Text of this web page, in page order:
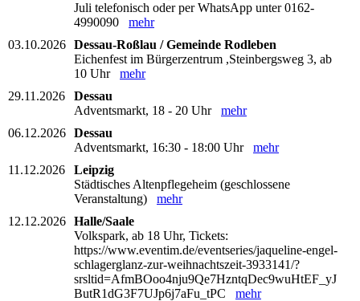
Juli telefonisch oder per WhatsApp unter 0162-
4990090 mehr
03.10.2026 Dessau-Roßlau / Gemeinde Rodleben
Eichenfest im Bürgerzentrum ,Steinbergsweg 3, ab
10 Uhr mehr
29.11.2026
Dessau
Adventsmarkt, 18 - 20 Uhr mehr
06.12.2026 Dessau
Adventsmarkt, 16:30 - 18:00 Uhr mehr
11.12.2026
Leipzig
Städtisches Altenpflegeheim (geschlossene
Veranstaltung) mehr
12.12.2026 Halle/Saale
Volkspark, ab 18 Uhr, Tickets:
https://www.eventim.de/eventseries/jaqueline-engel-
schlagerglanz-zur-weihnachtszeit-3933141/?
srsltid=AfmBOoo4nju9Qe7HzntqDec9wuHtEF_yJ
ButR1dG3F7UJp6j7aFu_tPC mehr